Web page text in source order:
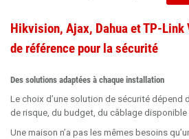
Hikvision, Ajax, Dahua et TP-Link
de référence pour la sécurité
Des solutions adaptées à chaque installation
Le choix d’une solution de sécurité dépend
de risque, du budget, du câblage
Une maison n’a pas les mêmes besoins